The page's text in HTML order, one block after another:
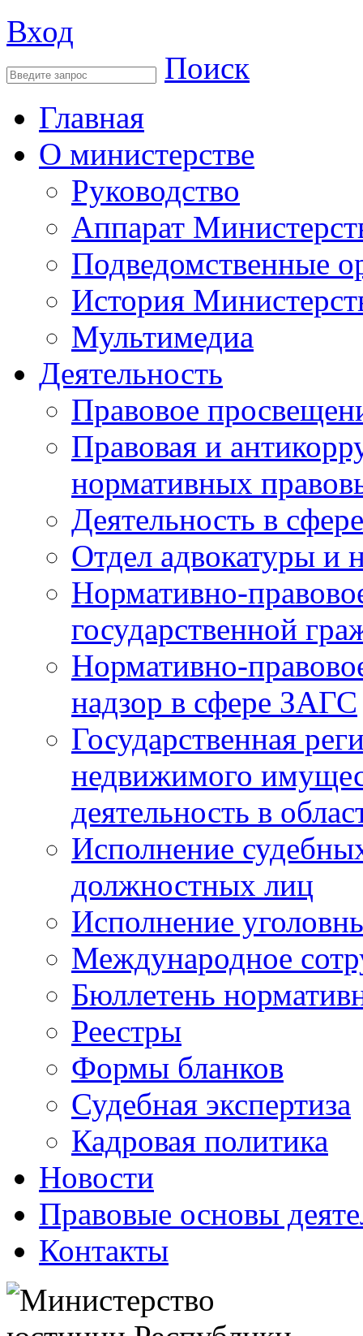
Вход
Поиск
Главная
О министерстве
Руководство
Аппарат
Подведомственные
История
Мультимедиа
Деятельность
Правовое
Правовая и
нормативных
Деятельность в
Отдел адвокатуры и
Нормативно-
государственной
Нормативно-
надзор в сфере ЗАГС
Государственная
недвижимого
деятельность в
Исполнение
должностных лиц
Исполнение
Международное
Бюллетень
Реестры
Формы бланков
Судебная экспертиза
Кадровая политика
Новости
Правовые основы
Контакты